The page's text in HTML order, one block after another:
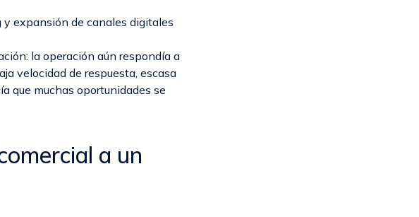
expansión de canales digitales
la operación aún respondía a
velocidad de respuesta, escasa
que muchas oportunidades se
a un